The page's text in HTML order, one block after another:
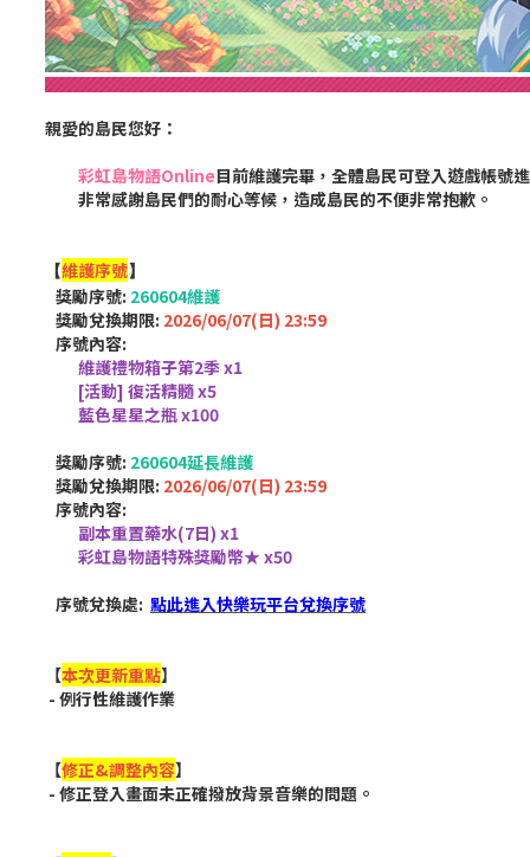
親愛的島民您好：
彩虹島物語Online目前維護完畢，全體島民可登入遊戲帳
非常感謝島民們的耐心等候，造成島民的不便非常抱歉。
【維護序號】
獎勵序號: 260604維護
獎勵兌換期限: 2026/06/07(日) 23:59
序號內容:
維護禮物箱子第2季 x1
[活動] 復活精髓 x5
藍色星星之瓶 x100
獎勵序號: 260604延長維護
獎勵兌換期限: 2026/06/07(日) 23:59
序號內容:
副本重置藥水(7日) x1
彩虹島物語特殊獎勵幣★ x50
序號兌換處: 點此進入快樂玩平台兌換序號
【本次更新重點】
- 例行性維護作業
【修正&調整內容】
- 修正登入畫面未正確撥放背景音樂的問題。